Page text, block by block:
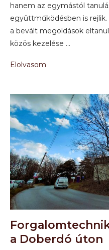
hanem az egymástól
együttműködésben is
a bevált megoldások
közös kezelése …
Elolvasom
a Doberdó úton